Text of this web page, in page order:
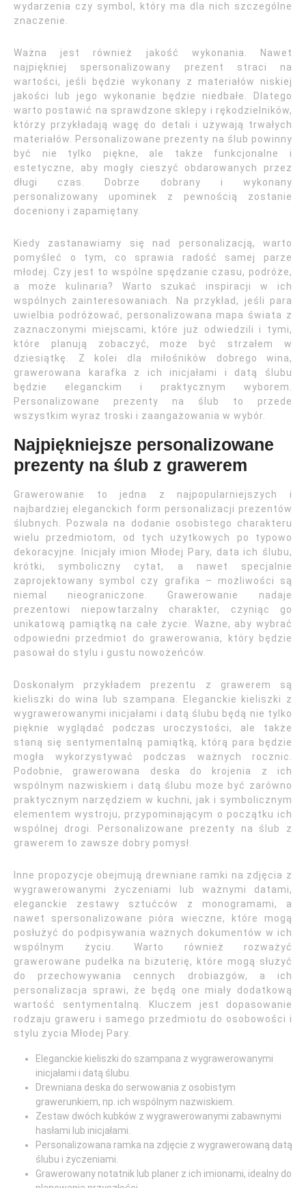
wydarzenia czy symbol, który ma dla nich szczególne
znaczenie.
Ważna jest również jakość wykonania. Nawet
najpiękniej spersonalizowany prezent straci na
wartości, jeśli będzie wykonany z materiałów niskiej
jakości lub jego wykonanie będzie niedbałe. Dlatego
warto postawić na sprawdzone sklepy i rękodzielników,
którzy przykładają wagę do detali i używają trwałych
materiałów. Personalizowane prezenty na ślub powinny
być nie tylko piękne, ale także funkcjonalne i
estetyczne, aby mogły cieszyć obdarowanych przez
długi czas. Dobrze dobrany i wykonany
personalizowany upominek z pewnością zostanie
doceniony i zapamiętany.
Kiedy zastanawiamy się nad personalizacją, warto
pomyśleć o tym, co sprawia radość samej parze
młodej. Czy jest to wspólne spędzanie czasu, podróże,
a może kulinaria? Warto szukać inspiracji w ich
wspólnych zainteresowaniach. Na przykład, jeśli para
uwielbia podróżować, personalizowana mapa świata z
zaznaczonymi miejscami, które już odwiedzili i tymi,
które planują zobaczyć, może być strzałem w
dziesiątkę. Z kolei dla miłośników dobrego wina,
grawerowana karafka z ich inicjałami i datą ślubu
będzie eleganckim i praktycznym wyborem.
Personalizowane prezenty na ślub to przede
wszystkim wyraz troski i zaangażowania w wybór.
Najpiękniejsze personalizowane
prezenty na ślub z grawerem
Grawerowanie to jedna z najpopularniejszych i
najbardziej eleganckich form personalizacji prezentów
ślubnych. Pozwala na dodanie osobistego charakteru
wielu przedmiotom, od tych użytkowych po typowo
dekoracyjne. Inicjały imion Młodej Pary, data ich ślubu,
krótki, symboliczny cytat, a nawet specjalnie
zaprojektowany symbol czy grafika – możliwości są
niemal nieograniczone. Grawerowanie nadaje
prezentowi niepowtarzalny charakter, czyniąc go
unikatową pamiątką na całe życie. Ważne, aby wybrać
odpowiedni przedmiot do grawerowania, który będzie
pasował do stylu i gustu nowożeńców.
Doskonałym przykładem prezentu z grawerem są
kieliszki do wina lub szampana. Eleganckie kieliszki z
wygrawerowanymi inicjałami i datą ślubu będą nie tylko
pięknie wyglądać podczas uroczystości, ale także
staną się sentymentalną pamiątką, którą para będzie
mogła wykorzystywać podczas ważnych rocznic.
Podobnie, grawerowana deska do krojenia z ich
wspólnym nazwiskiem i datą ślubu może być zarówno
praktycznym narzędziem w kuchni, jak i symbolicznym
elementem wystroju, przypominającym o początku ich
wspólnej drogi. Personalizowane prezenty na ślub z
grawerem to zawsze dobry pomysł.
Inne propozycje obejmują drewniane ramki na zdjęcia z
wygrawerowanymi życzeniami lub ważnymi datami,
eleganckie zestawy sztućców z monogramami, a
nawet spersonalizowane pióra wieczne, które mogą
posłużyć do podpisywania ważnych dokumentów w ich
wspólnym życiu. Warto również rozważyć
grawerowane pudełka na biżuterię, które mogą służyć
do przechowywania cennych drobiazgów, a ich
personalizacja sprawi, że będą one miały dodatkową
wartość sentymentalną. Kluczem jest dopasowanie
rodzaju graweru i samego przedmiotu do osobowości i
stylu życia Młodej Pary.
Eleganckie kieliszki do szampana z wygrawerowanymi
inicjałami i datą ślubu.
Drewniana deska do serwowania z osobistym
grawerunkiem, np. ich wspólnym nazwiskiem.
Zestaw dwóch kubków z wygrawerowanymi zabawnymi
hasłami lub inicjałami.
Personalizowana ramka na zdjęcie z wygrawerowaną datą
ślubu i życzeniami.
Grawerowany notatnik lub planer z ich imionami, idealny do